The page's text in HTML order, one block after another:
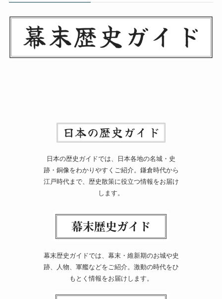
日本の歴史ガイドでは、日本各地の名城・史
跡・銅像をわかりやすくご紹介。鎌倉時代から
江戸時代まで、歴史散策に役立つ情報をお届け
します。
幕末歴史ガイドでは、幕末・維新期のお城や史
跡、人物、軍艦などをご紹介。激動の時代をひ
もとく情報をお届けします。